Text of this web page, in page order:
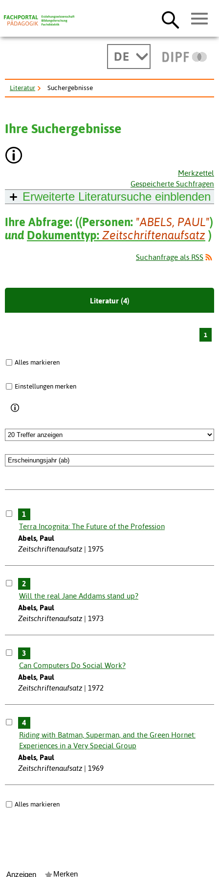
DE
Literatur Suchergebnisse
Ihre Suchergebnisse
Merkzettel
Gespeicherte Suchfragen
Erweiterte Literatursuche einblenden
Ihre Abfrage: ((Personen: "ABELS, PAUL")
und Dokumenttyp: Zeitschriftenaufsatz )
Suchanfrage als RSS
Literatur (4)
1
Alles markieren
Einstellungen merken
1
Terra Incognita: The Future of the Profession
Abels, Paul
Zeitschriftenaufsatz
1975
2
Will the real Jane Addams stand up?
Abels, Paul
Zeitschriftenaufsatz
1973
3
Can Computers Do Social Work?
Abels, Paul
Zeitschriftenaufsatz
1972
4
Riding with Batman, Superman, and the Green Hornet:
Experiences in a Very Special Group
Abels, Paul
Zeitschriftenaufsatz
1969
Alles markieren
Anzeigen Merken